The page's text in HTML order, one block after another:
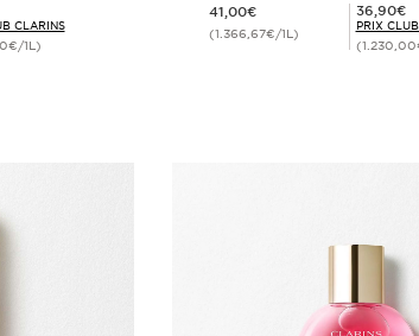
CLARINS
1L)
41,00€
(1.366,67€/1L)
Prix Club Clarins 36,90€
36,90€
PRIX